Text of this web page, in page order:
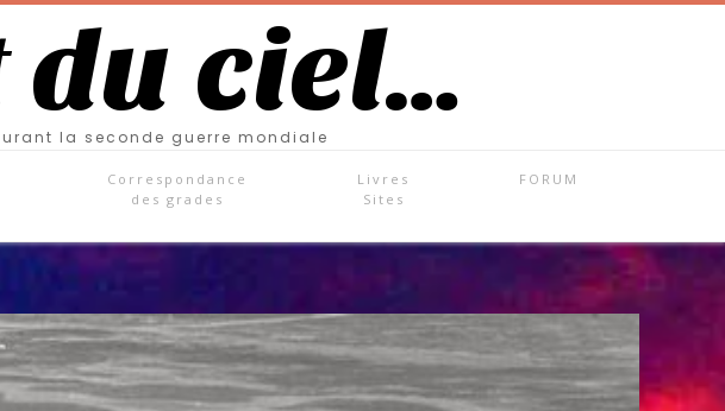
du ciel…
la seconde guerre mondiale
Correspondance
des grades
Livres
Sites
FORUM